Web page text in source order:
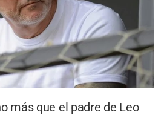
más que el padre de Leo